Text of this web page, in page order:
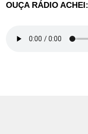
OUÇA RÁDIO ACHEI: